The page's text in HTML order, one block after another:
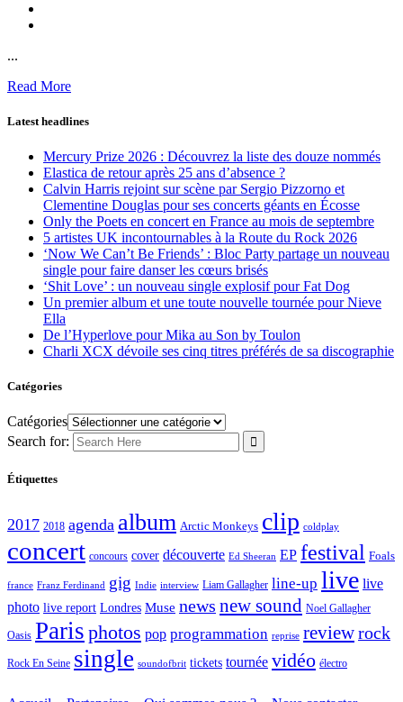
...
Read More
Latest headlines
Mercury Prize 2026 : Découvrez la liste des douze nommés
Elastica de retour après 25 ans d’absence ?
Calvin Harris rejoint sur scène par Sergio Pizzorno et
Clementine Douglas pour ses concerts géants en Écosse
Only the Poets en concert en France au mois de septembre
5 artistes UK incontournables à la Route du Rock 2026
‘Now We Can’t Be Friends’ : Bloc Party partage un nouveau
single pour faire danser les cœurs brisés
‘Shit Love’ : un nouveau single explosif pour Fat Dog
Un premier album et une toute nouvelle tournée pour Nieve
Ella
De l’Hyperlove pour Mika au Son by Toulon
Charli XCX dévoile ses cinq titres préférés de sa discographie
Catégories
Catégories
Search for:
Étiquettes
2017 2018 agenda album Arctic Monkeys clip coldplay
concert concours cover découverte Ed Sheeran EP festival Foals
france Franz Ferdinand gig Indie interview Liam Gallagher line-up live live
photo live report Londres Muse news new sound Noel Gallagher
Oasis Paris photos pop programmation reprise reviewrock
Rock En Seine single soundofbrit tickets tournée vidéo électro